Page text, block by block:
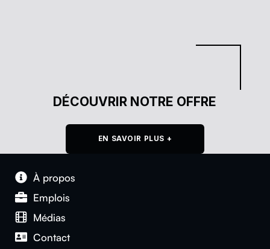
DÉCOUVRIR NOTRE OFFRE
EN SAVOIR PLUS +
À pro­pos
Emplois
Médias
Con­tact